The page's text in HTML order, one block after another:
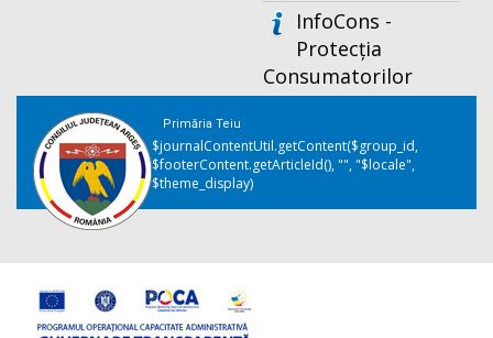
InfoCons -
Protecția
Consumatorilor
Primăria Teiu
$journalContentUtil.getContent($group_id,
$footerContent.getArticleId(), "", "$locale",
$theme_display)